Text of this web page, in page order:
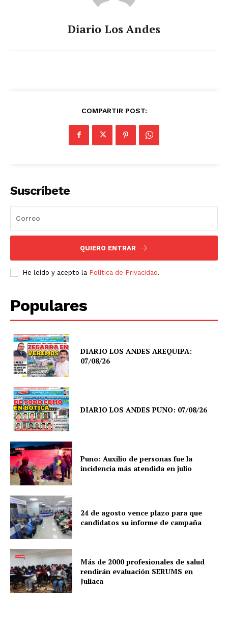
Diario Los Andes
COMPARTIR POST:
Suscríbete
QUIERO ENTRAR
He leído y acepto la Política de Privacidad.
Populares
DIARIO LOS ANDES AREQUIPA:
07/08/26
DIARIO LOS ANDES PUNO: 07/08/26
Puno: Auxilio de personas fue la
incidencia más atendida en julio
24 de agosto vence plazo para que
candidatos su informe de campaña
Más de 2000 profesionales de salud
rendirán evaluación SERUMS en
Juliaca